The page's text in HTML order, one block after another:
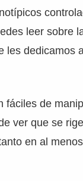
leer sobre
les dedicamos
fáciles de
ver que se
en al